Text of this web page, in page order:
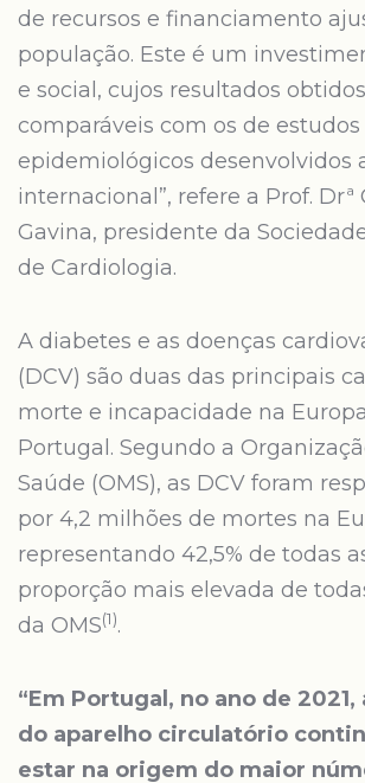
de recursos e financiamento
população. Este é um
e social, cujos resultados
comparáveis com os de estudos
epidemiológicos desenvolvidos
internacional”, refere a Prof. Drª
Gavina, presidente da
de Cardiologia.
A diabetes e as doenças
(DCV) são duas das principais
morte e incapacidade na
Portugal. Segundo a
Saúde (OMS), as DCV foram
por 4,2 milhões de mortes na
representando 42,5% de todas
proporção mais elevada de
da OMS(1).
“Em Portugal, no ano de 2021,
do aparelho circulatório
estar na origem do maior